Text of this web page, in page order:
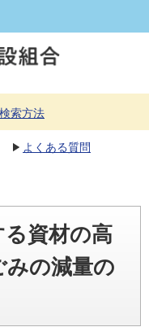
検索方法
よくある質問
資材の高
みの減量の